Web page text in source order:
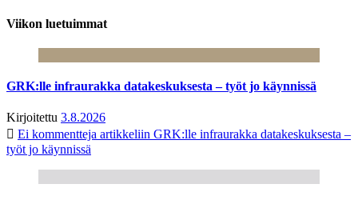
Viikon luetuimmat
GRK:lle infraurakka datakeskuksesta – työt jo käynnissä
Kirjoitettu 3.8.2026
Ei kommentteja artikkeliin GRK:lle infraurakka datakeskuksesta –
työt jo käynnissä